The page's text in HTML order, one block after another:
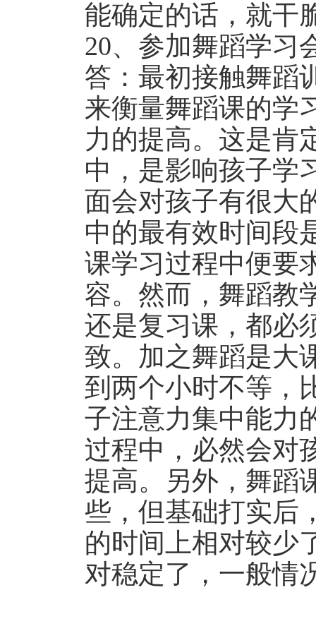
能确定的话，就干
20、参加舞蹈学习
答：最初接触舞蹈
来衡量舞蹈课的学
力的提高。这是肯
中，是影响孩子学
面会对孩子有很大
中的最有效时间段
课学习过程中便要
容。然而，舞蹈教
还是复习课，都必
致。加之舞蹈是大
到两个小时不等，
子注意力集中能力
过程中，必然会对
提高。另外，舞蹈
些，但基础打实后
的时间上相对较少
对稳定了，一般情